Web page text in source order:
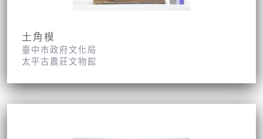
土角模
臺中市政府文化局
太平古農莊文物館